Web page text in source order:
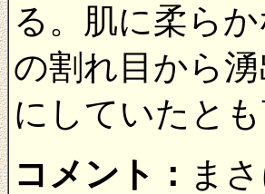
る。肌に柔ら
の割れ目から
にしていたと
コメント： ま